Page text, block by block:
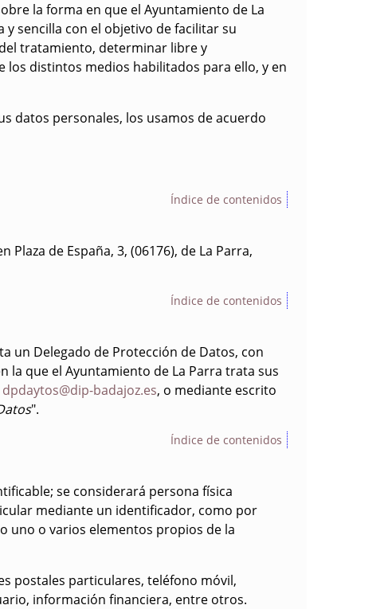
la forma en que el Ayuntamiento de La
sencilla con el objetivo de facilitar su
tratamiento, determinar libre y
los distintos medios habilitados para ello, y en
datos personales, los usamos de acuerdo
Índice de contenidos
de España, 3, (06176), de La Parra,
Índice de contenidos
un Delegado de Protección de Datos, con
que el Ayuntamiento de La Parra trata sus
dpdaytos@dip-badajoz.es, o mediante escrito
".
Índice de contenidos
se considerará persona física
mediante un identificador, como por
uno o varios elementos propios de la
postales particulares, teléfono móvil,
información financiera, entre otros.